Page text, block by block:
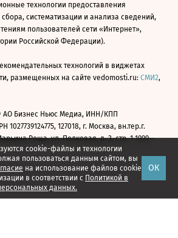
cookie-файлы и технологии
пользоваться данным сайтом, вы
на использование файлов cookie
в соответствии с Политикой в
данных.
ОК
технологии предоставления
систематизации и анализа сведений,
пользователей сети «Интернет»,
Российской Федерации).
технологий в виджетах
размещенных на сайте vedomosti.ru: СМИ2,
Бизнес Ньюс Медиа, ИНН/КПП
1027739124775, 127018, г. Москва, вн.тер.г.
Роща, ул. Полковая, д. 3, стр. 1 1999—